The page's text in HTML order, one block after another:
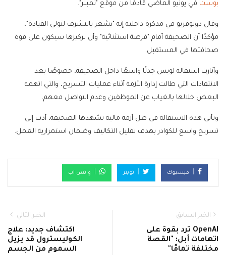
بوست في يونيو الماضي قادمًا من موقع "تمبلر".
وقال دونوفريو في مذكرة داخلية إنه "يشعر بالتشرف لتولي القيادة"،
مؤكدًا أن الصحيفة أمام "فرصة استثنائية" وأن تركيزها سيكون على قوة
صحافتها في المستقبل.
وأثارت استقالة لويس جدلًا واسعًا داخل الصحيفة، خصوصًا بعد
الانتقادات التي طالت إدارة الأزمة أثناء عمليات التسريح، والتي اتهمه
البعض خلالها بالغياب عن الموظفين وعدم التواصل معهم.
وتأتي هذه الاستقالة في ظل أزمة مالية تشهدها الصحيفة، أدت إلى
تسريح واسع للكوادر بهدف تقليل التكاليف وضمان استمرارية العمل.
فيسبوك تويتر واتس اب
الخبر السابق
OpenAI ترد بقوة على
اتهامات أبل: "القصة
مختلفة تمامًا"
الخبر التالي
اكتشاف جديد: علاج
الكوليسترول قد يزيل
السموم من الجسم